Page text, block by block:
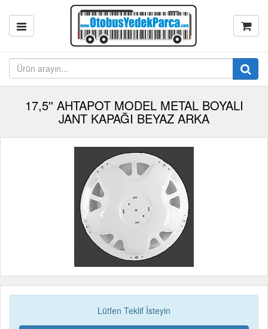
17,5'' AHTAPOT MODEL METAL BOYALI
JANT KAPAĞI BEYAZ ARKA
Lütfen Teklif İsteyin